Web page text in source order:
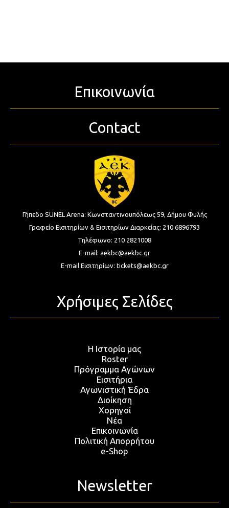
Επικοινωνία
Contact
Γήπεδο SUNEL Arena: Κωνσταντινουπόλεως 59, Δήμου Φυλής
Γραφείο Εισιτηρίων & Εισιτηρίων Διαρκείας: 210 6896793
Τηλέφωνο: 210 2821008
E-mail: aekbc@aekbc.gr
E-mail Εισιτηρίων: tickets@aekbc.gr
Χρήσιμες Σελίδες
Η Ιστορία μας
Roster
Πρόγραμμα Αγώνων
Εισιτήρια
Αγωνιστική Έδρα
Διοίκηση
Χορηγοί
Νέα
Επικοινωνία
Πολιτική Απορρήτου
e-Shop
Newsletter